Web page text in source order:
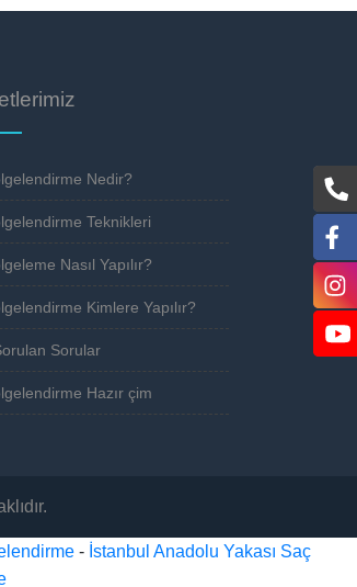
Nedir?
Teknikleri
Nasıl Yapılır?
Kimlere Yapılır?
Sorular
Hazır çim
- İstanbul Anadolu Yakası Saç